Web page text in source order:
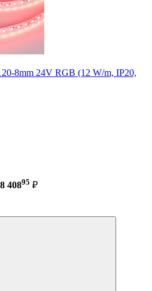
8mm 24V RGB (12 W/m, IP20,
8 40895 ₽